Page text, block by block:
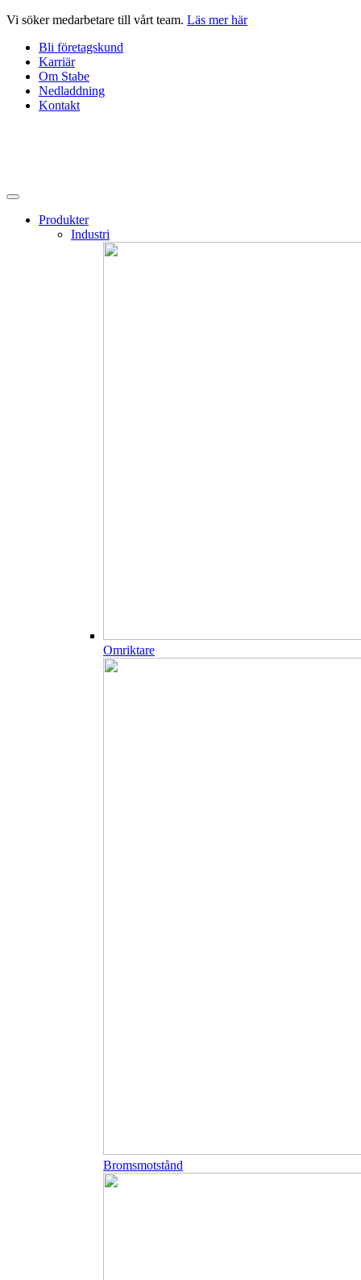
Hoppa
innehåll
Vi söker medarbetare till vårt team. Läs mer här
Bli företagskund
Karriär
Om Stabe
Nedladdning
Kontakt
Produkter
Industri
Omriktare
Bromsmotstånd